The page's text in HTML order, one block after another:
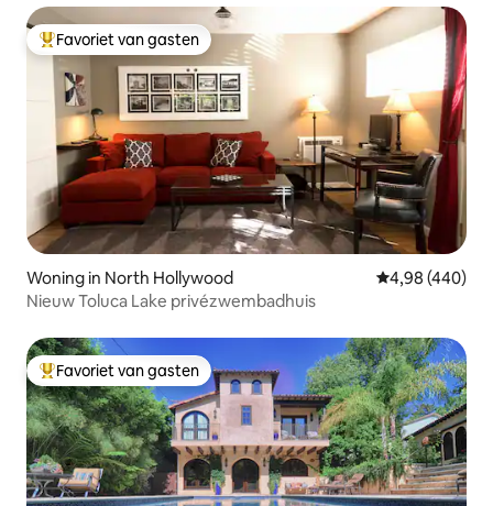
Topfavoriet van gasten
Favoriet van gasten
Woning in North Hollywood Gemiddelde
4,98 (440)
Nieuw Toluca Lake privézwembadhuis
Topfavoriet van gasten
Favoriet van gasten